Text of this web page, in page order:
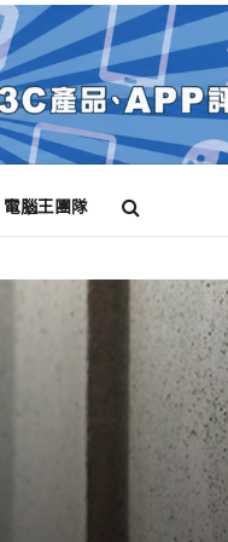
電腦王團隊